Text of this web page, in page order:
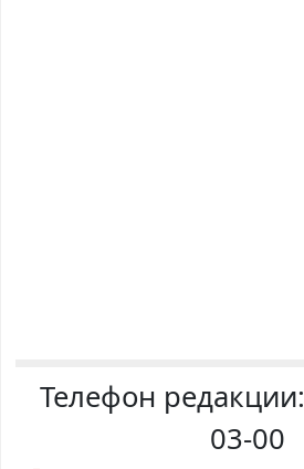
Телефон редакции:
03-00